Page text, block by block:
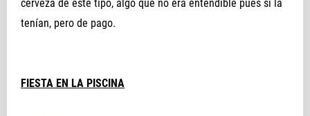
cerveza de este tipo, algo que no era entendible pues sí la
tenían, pero de pago.
FIESTA EN LA PISCINA